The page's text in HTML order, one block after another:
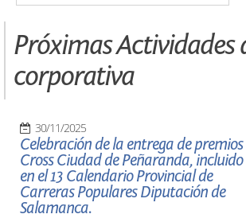
Próximas Actividades
corporativa
30/11/2025
Celebración de la entrega de premios
Cross Ciudad de Peñaranda, incluido
en el 13 Calendario Provincial de
Carreras Populares Diputación de
Salamanca.